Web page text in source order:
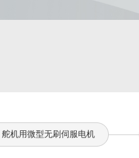
舵机用微型无刷伺服电机